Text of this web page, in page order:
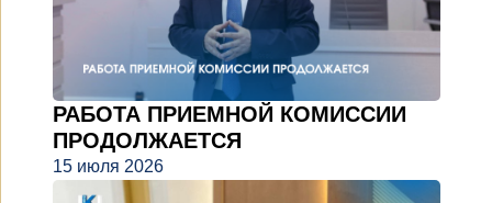
РАБОТА ПРИЕМНОЙ КОМИССИИ
ПРОДОЛЖАЕТСЯ
15 июля 2026